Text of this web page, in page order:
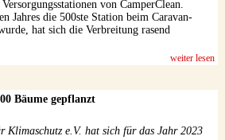
von CamperClean.
Jahres die 500ste Station beim Caravan-
hat sich die Verbreitung rasend
weiter lesen
Bäume gepflanzt
Klimaschutz e.V. hat sich für das Jahr 2023